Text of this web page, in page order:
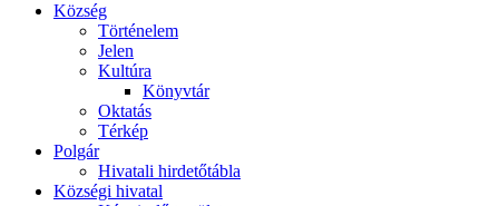
Község
Történelem
Jelen
Kultúra
Könyvtár
Oktatás
Térkép
Polgár
Hivatali hirdetőtábla
Községi hivatal